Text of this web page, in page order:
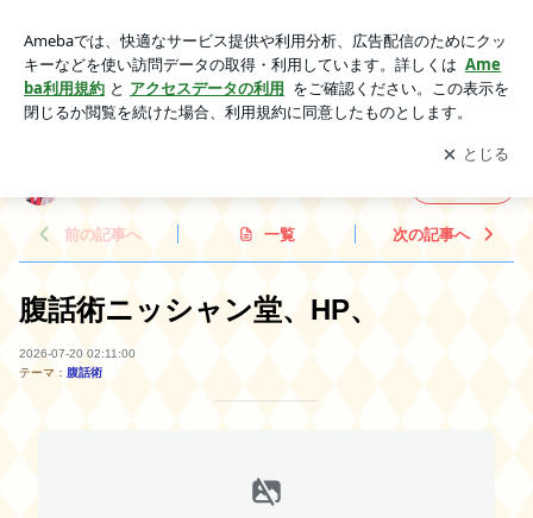
アプリをダウンロードして ブログの更新通知
を受け取りまし
ょう。
開く
前の記事へ 一覧 次の記事へ
腹話術ニッシャン堂、HP、
2026-07-20 02:11:00
テーマ： 腹話術